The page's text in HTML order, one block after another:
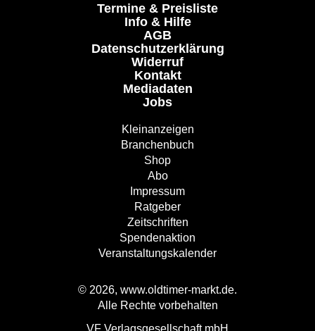
Termine & Preisliste
Info & Hilfe
AGB
Datenschutzerklärung
Widerruf
Kontakt
Mediadaten
Jobs
Kleinanzeigen
Branchenbuch
Shop
Abo
Impressum
Ratgeber
Zeitschriften
Spendenaktion
Veranstaltungskalender
© 2026, www.oldtimer-markt.de.
Alle Rechte vorbehalten
VF Verlagsgesellschaft mbH